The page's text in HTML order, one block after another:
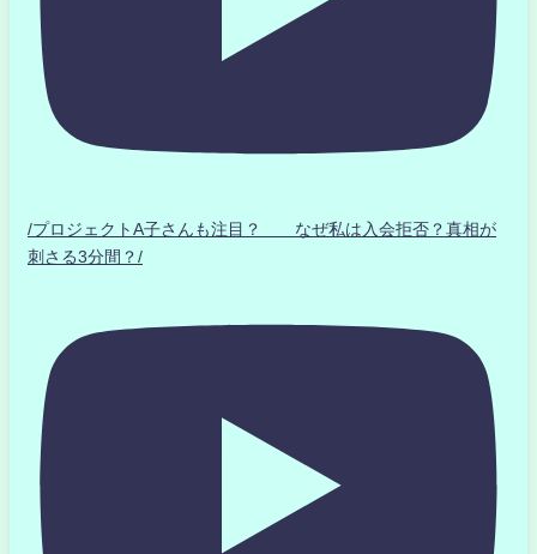
/プロジェクトA子さんも注目？ なぜ私は入会拒否？真相が
刺さる3分間？/